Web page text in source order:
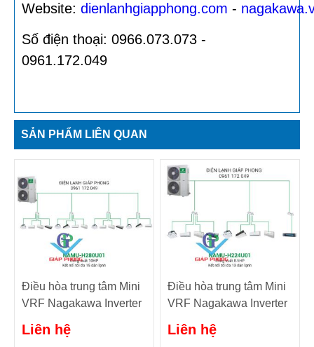
Website: dienlanhgiapphong.com -
Số điện thoại: 0966.073.073 -
0961.172.049
SẢN PHẨM LIÊN QUAN
Điều hòa trung tâm Mini
VRF Nagakawa Inverter
H280U01 10HP
Liên hệ
Điều hòa trung tâm Mini
VRF Nagakawa Inverter
H224U01 8.5HP
Liên hệ